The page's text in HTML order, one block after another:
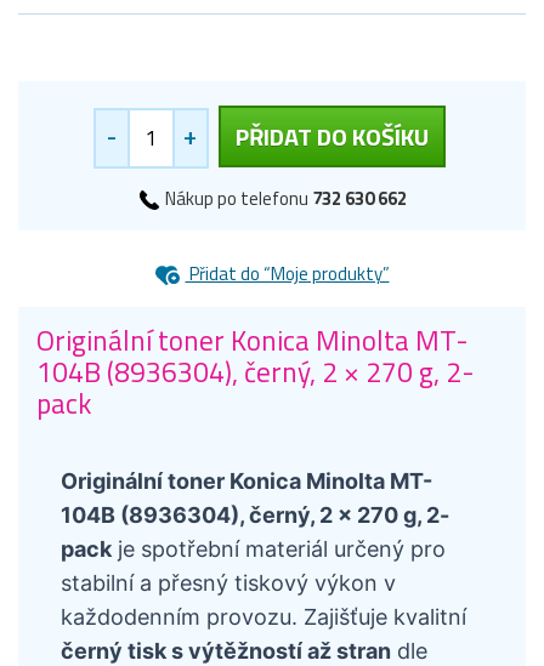
- + PŘIDAT DO KOŠÍKU
Nákup po telefonu 732 630 662
Přidat do “Moje produkty”
Originální toner Konica Minolta MT-
104B (8936304), černý, 2 × 270 g, 2-
pack
Originální toner Konica Minolta MT-
104B (8936304), černý, 2 × 270 g, 2-
pack je spotřební materiál určený pro
stabilní a přesný tiskový výkon v
každodenním provozu. Zajišťuje kvalitní
černý tisk s výtěžností až stran dle